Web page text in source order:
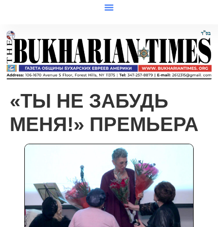
«ТЫ НЕ ЗАБУДЬ
МЕНЯ!» ПРЕМЬЕРА